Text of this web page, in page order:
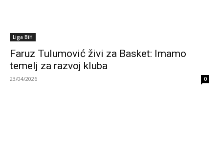
Liga BiH
Faruz Tulumović živi za Basket: Imamo
temelj za razvoj kluba
23/04/2026 0